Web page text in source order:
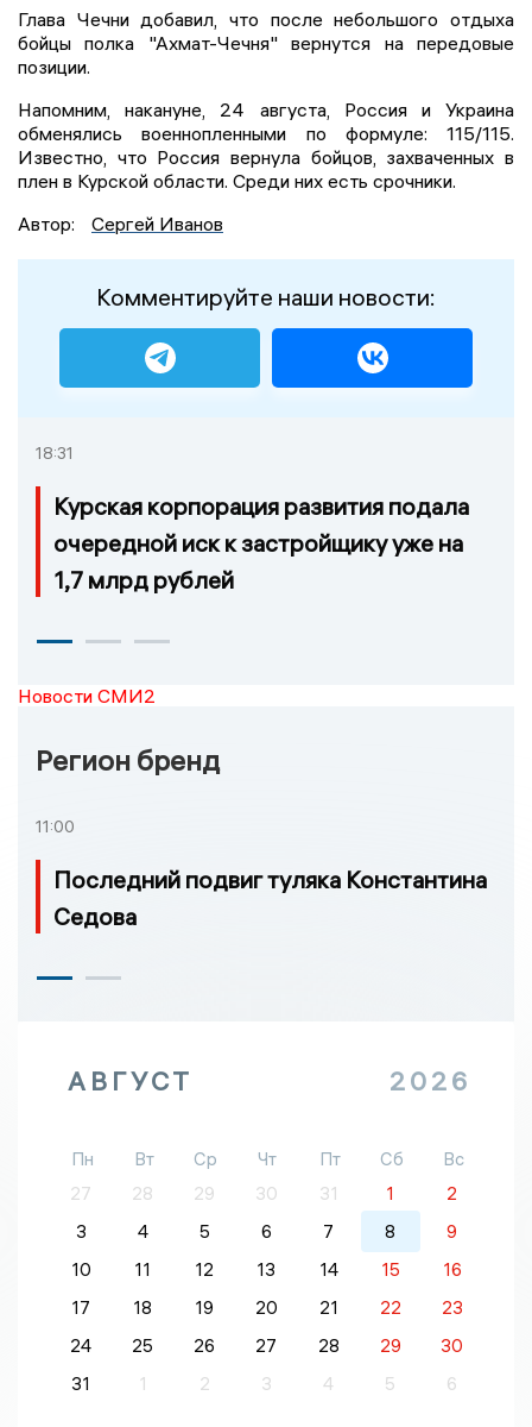
Глава Чечни добавил, что после небольшого отдыха
бойцы полка "Ахмат-Чечня" вернутся на передовые
позиции.
Напомним, накануне, 24 августа, Россия и Украина
обменялись военнопленными по формуле: 115/115.
Известно, что Россия вернула бойцов, захваченных в
плен в Курской области. Среди них есть срочники.
Автор:
Сергей Иванов
Комментируйте наши новости:
18:31
Курская корпорация развития подала
очередной иск к застройщику уже на
1,7 млрд рублей
Новости СМИ2
Регион бренд
11:00
Последний подвиг туляка Константина
Седова
АВГУСТ 2026
Пн Вт Ср Чт Пт Сб
Вс
27
28 29 30 31 1
2
3
4 5 6 7 8
9
10
11 12 13 14 15
16
17
18 19 20 21 22
23
24
25 26 27 28 29
30
31
1 2 3 4 5 6